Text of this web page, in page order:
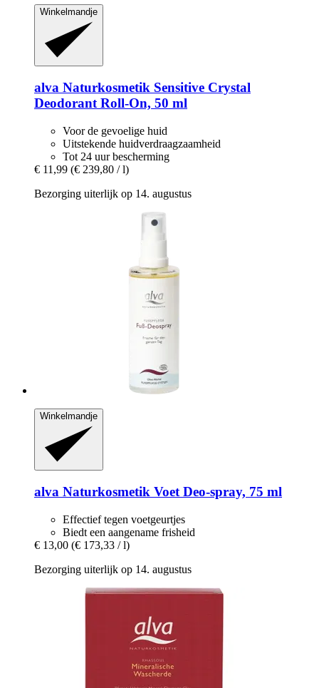
Winkelmandje
alva Naturkosmetik Sensitive Crystal
Deodorant Roll-​On, 50 ml
Voor de gevoelige huid
Uitstekende huidverdraagzaamheid
Tot 24 uur bescherming
€ 11,99 (€ 239,80 / l)
Bezorging uiterlijk op 14. augustus
Winkelmandje
alva Naturkosmetik Voet Deo-​spray, 75 ml
Effectief tegen voetgeurtjes
Biedt een aangename frisheid
€ 13,00 (€ 173,33 / l)
Bezorging uiterlijk op 14. augustus